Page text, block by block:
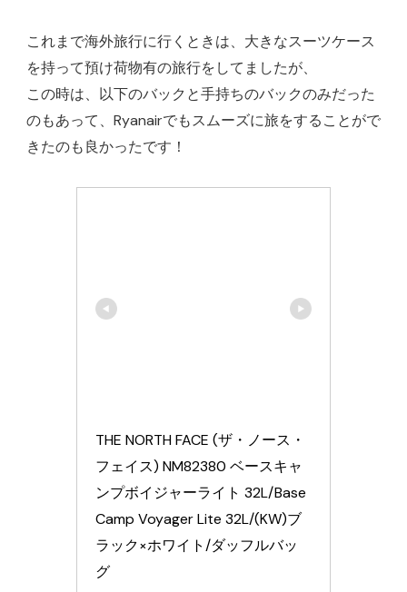
これまで海外旅行に行くときは、大きなスーツケース
を持って預け荷物有の旅行をしてましたが、
この時は、以下のバックと手持ちのバックのみだった
のもあって、Ryanairでもスムーズに旅をすることがで
きたのも良かったです！
THE NORTH FACE (ザ・ノース・
フェイス) NM82380 ベースキャ
ンプボイジャーライト 32L/Base
Camp Voyager Lite 32L/(KW)ブ
ラック×ホワイト/ダッフルバッ
グ